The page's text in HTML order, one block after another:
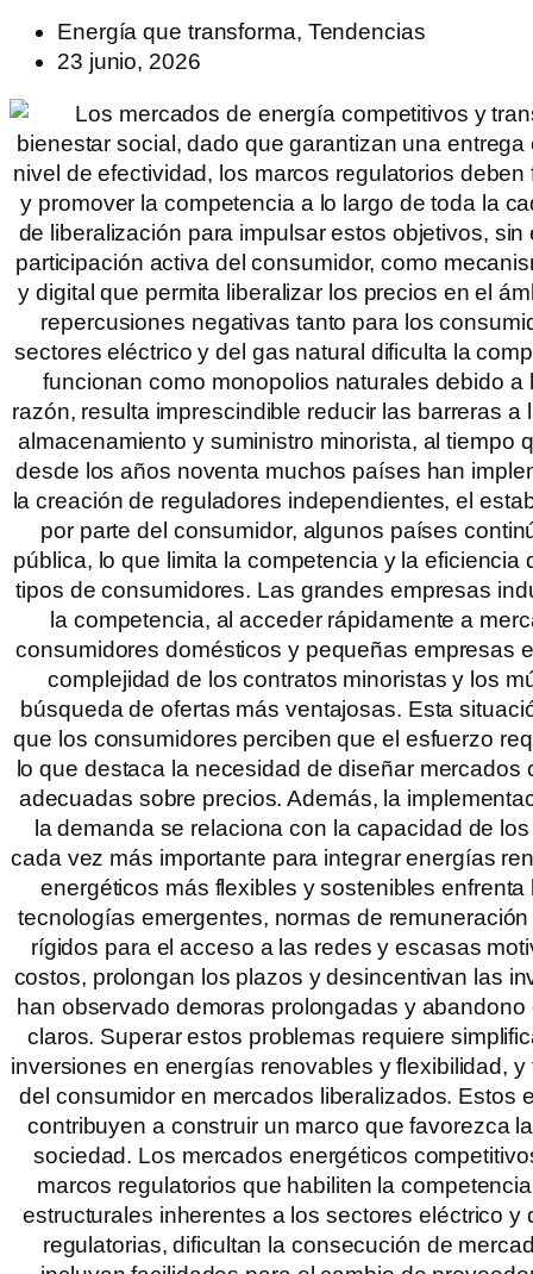
Energía que transforma, Tendencias
23 junio, 2026